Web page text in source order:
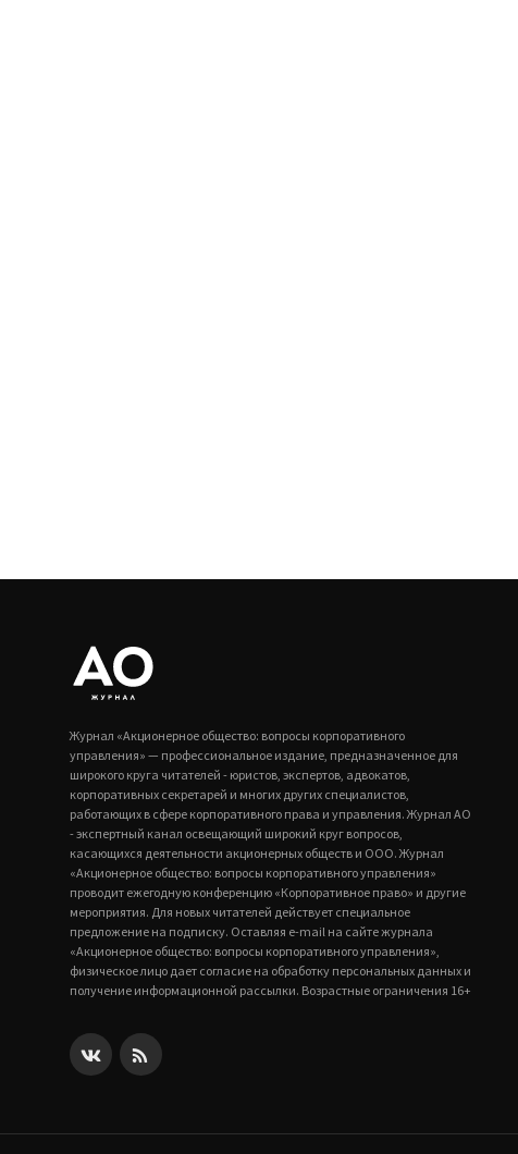
Журнал «Акционерное общество: вопросы корпоративного
управления» — профессиональное издание, предназначенное для
широкого круга читателей - юристов, экспертов, адвокатов,
корпоративных секретарей и многих других специалистов,
работающих в сфере корпоративного права и управления. Журнал АО
- экспертный канал освещающий широкий круг вопросов,
касающихся деятельности акционерных обществ и ООО. Журнал
«Акционерное общество: вопросы корпоративного управления»
проводит ежегодную конференцию «Корпоративное право» и другие
мероприятия. Для новых читателей действует специальное
предложение на подписку. Оставляя e-mail на сайте журнала
«Акционерное общество: вопросы корпоративного управления»,
физическое лицо дает согласие на обработку персональных данных и
получение информационной рассылки. Возрастные ограничения 16+